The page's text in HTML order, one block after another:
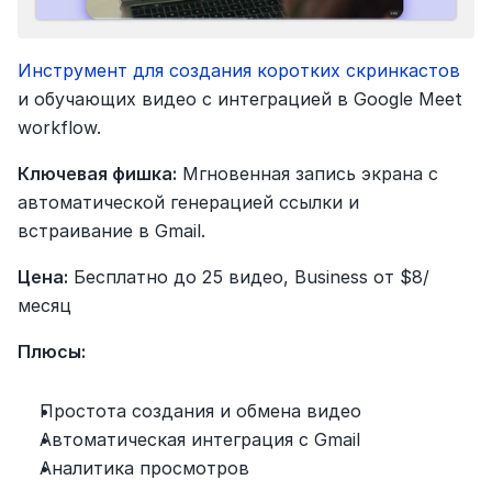
Инструмент для создания коротких скринкастов
и обучающих видео с интеграцией в Google Meet
workflow.
Ключевая фишка: Мгновенная запись экрана с
автоматической генерацией ссылки и
встраивание в Gmail.
Цена: Бесплатно до 25 видео, Business от $8/
месяц
Плюсы:
Простота создания и обмена видео
Автоматическая интеграция с Gmail
Аналитика просмотров